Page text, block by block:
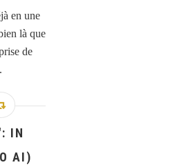
en une
là que
de
IN
AI)